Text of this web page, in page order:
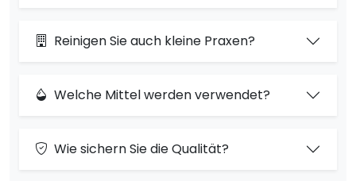
Reinigen Sie auch kleine Praxen?
Welche Mittel werden verwendet?
Wie sichern Sie die Qualität?